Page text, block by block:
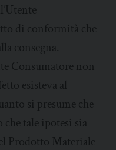
di conformità che
consegna.
Consumatore non
esisteva al
si presume che
che tale ipotesi sia
Prodotto Materiale